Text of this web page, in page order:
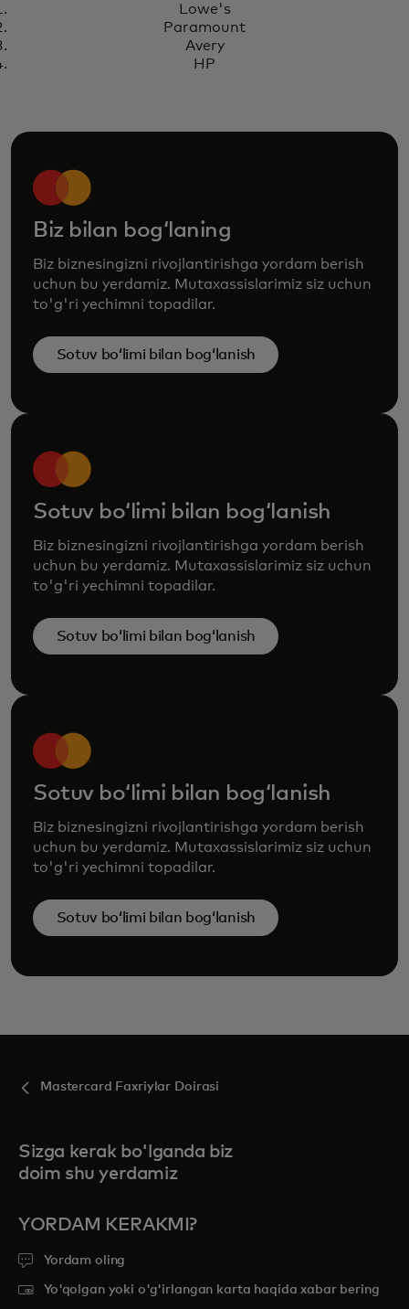
Lowe's mijozlar tajribasi va ichki
operatsiyalarni yaxshilash uchun
avtomatlashtirishdan
Lowe's
Paramount
Avery
HP
Biz bilan bogʻlaning
Biz biznesingizni rivojlantirishga yordam berish
uchun bu yerdamiz. Mutaxassislarimiz siz uchun
to'g'ri yechimni topadilar.
Sotuv boʻlimi bilan bogʻlanish
Sotuv boʻlimi bilan bogʻlanish
Biz biznesingizni rivojlantirishga yordam berish
uchun bu yerdamiz. Mutaxassislarimiz siz uchun
to'g'ri yechimni topadilar.
Sotuv boʻlimi bilan bogʻlanish
Sotuv boʻlimi bilan bogʻlanish
Biz biznesingizni rivojlantirishga yordam berish
uchun bu yerdamiz. Mutaxassislarimiz siz uchun
to'g'ri yechimni topadilar.
Sotuv boʻlimi bilan bogʻlanish
Mastercard Faxriylar Doirasi
Sizga kerak bo'lganda biz
doim shu yerdamiz
YORDAM KERAKMI?
Yordam oling
Yo'qolgan yoki o'g'irlangan karta haqida xabar bering